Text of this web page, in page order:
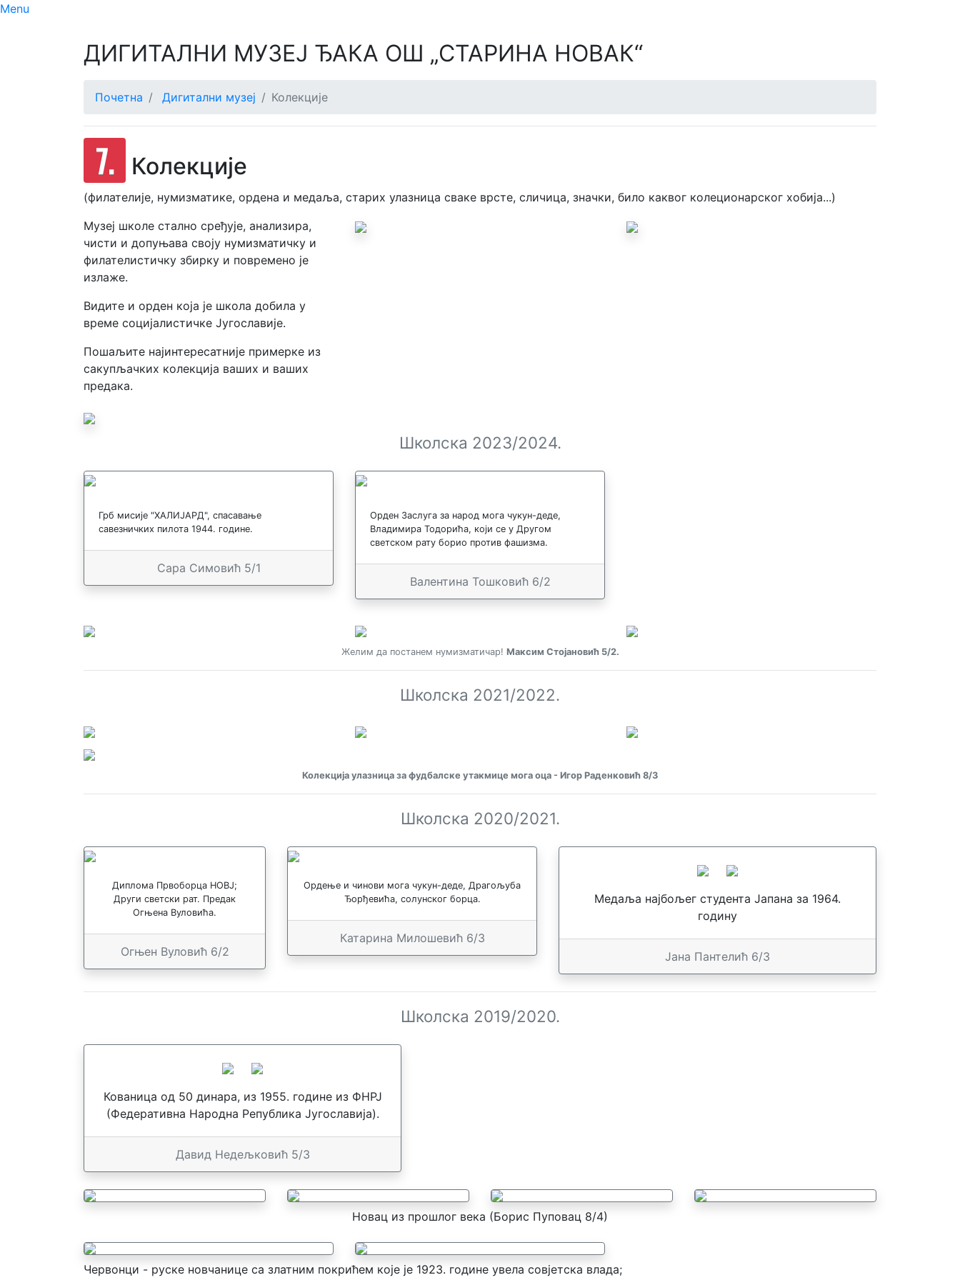
Menu
ДИГИТАЛНИ МУЗЕЈ ЂАКА ОШ „СТАРИНА НОВАК“
Почетна Дигитални музеј Колекције
7. Колекције
(филателије, нумизматике, ордена и медаља, старих улазница сваке врсте, сличица, значки, било каквог колеционарског хобија...)
Музеј школе стално сређује, анализира,
чисти и допуњава своју нумизматичку и
филателистичку збирку и повремено је
излаже.
Видите и орден која је школа добила у
време социјалистичке Југославије.
Пошаљите најинтересатније примерке из
сакупљачких колекција ваших и ваших
предака.
Школска 2023/2024.
Грб мисије "ХАЛИЈАРД", спасавање
савезничких пилота 1944. године.
Сара Симовић 5/1
Орден Заслуга за народ мога чукун-деде,
Владимира Тодорића, који се у Другом
светском рату борио против фашизма.
Валентина Тошковић 6/2
Желим да постанем нумизматичар! Максим Стојановић 5/2.
Школска 2021/2022.
Колекција улазница за фудбалске утакмице мога оца - Игор Раденковић 8/3
Школска 2020/2021.
Диплома Првоборца НОВЈ;
Други светски рат. Предак
Огњена Вуловића.
Огњен Вуловић 6/2
Ордење и чинови мога чукун-деде, Драгољуба
Ђорђевића, солунског борца.
Катарина Милошевић 6/3
Медаља најбољег студента Јапана за 1964.
годину
Јана Пантелић 6/3
Школска 2019/2020.
Кованица од 50 динара, из 1955. године из ФНРЈ
(Федеративна Народна Република Југославија).
Давид Недељковић 5/3
Новац из прошлог века (Борис Пуповац 8/4)
Червонци - руске новчанице са златним покрићем које је 1923. године увела совјетска влада;